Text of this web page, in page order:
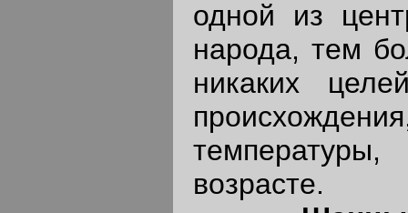
одной из
народа, тем
никаких
возрасте.